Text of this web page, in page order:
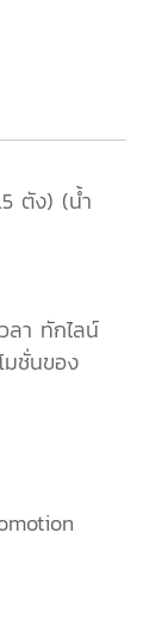
ตัง) (น้ำ
ลา ทักไลน์
มชั่นของ